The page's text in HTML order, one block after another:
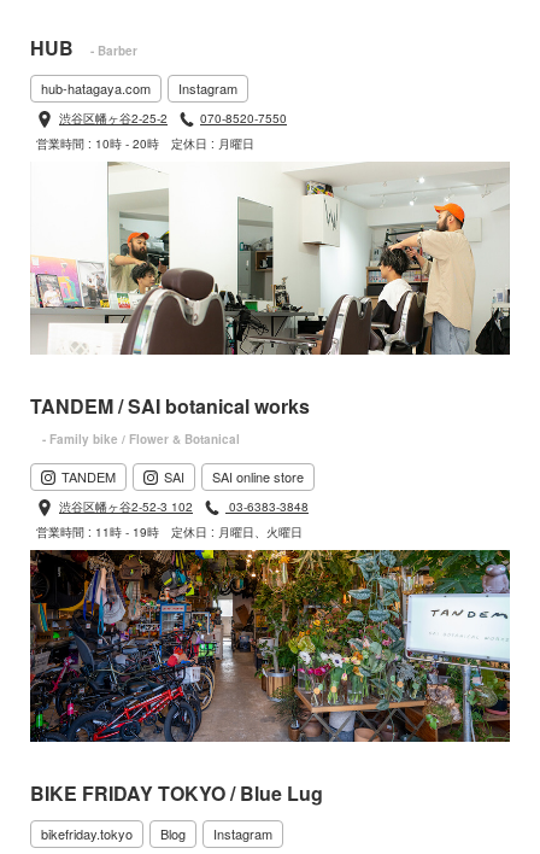
HUB - Barber
hub-hatagaya.com Instagram
渋谷区幡ヶ谷2-25-2
070-8520-7550
営業時間 : 10時 - 20時
定休日 : 月曜日
TANDEM / SAI botanical works
- Family bike / Flower & Botanical
TANDEM SAI SAI online store
渋谷区幡ヶ谷2-52-3 102
03-6383-3848
営業時間 : 11時 - 19時
定休日 : 月曜日、火曜日
BIKE FRIDAY TOKYO / Blue Lug
bikefriday.tokyo Blog Instagram